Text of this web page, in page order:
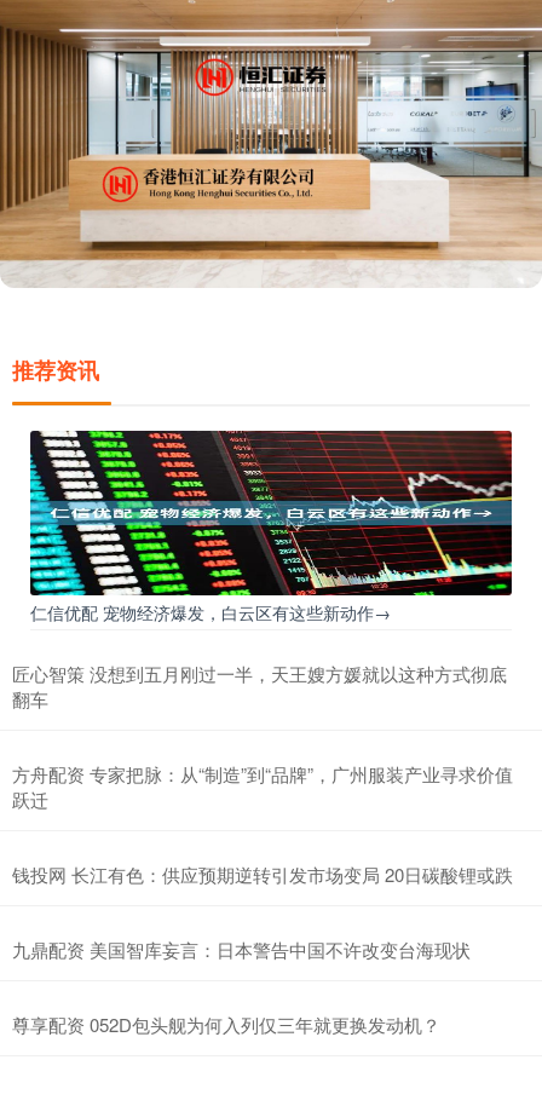
推荐资讯
仁信优配 宠物经济爆发，白云区有这些新动作→
匠心智策 没想到五月刚过一半，天王嫂方媛就以这种方式彻底
翻车
方舟配资 专家把脉：从“制造”到“品牌”，广州服装产业寻求价值
跃迁
钱投网 长江有色：供应预期逆转引发市场变局 20日碳酸锂或跌
九鼎配资 美国智库妄言：日本警告中国不许改变台海现状
尊享配资 052D包头舰为何入列仅三年就更换发动机？